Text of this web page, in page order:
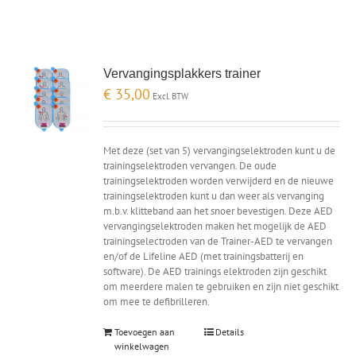
Vervangingsplakkers trainer
€ 35,00 Excl. BTW
Met deze (set van 5) vervangingselektroden kunt u de
trainingselektroden vervangen. De oude
trainingselektroden worden verwijderd en de nieuwe
trainingselektroden kunt u dan weer als vervanging
m.b.v. klitteband aan het snoer bevestigen. Deze AED
vervangingselektroden maken het mogelijk de AED
trainingselectroden van de Trainer-AED te vervangen
en/of de Lifeline AED (met trainingsbatterij en
software). De AED trainings elektroden zijn geschikt
om meerdere malen te gebruiken en zijn niet geschikt
om mee te defibrilleren.
Toevoegen aan
winkelwagen
Details